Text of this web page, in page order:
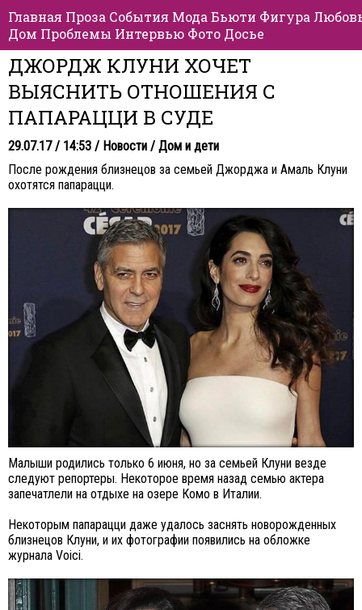
Главная Проза События Мода Бьюти Фигура
Дом Проблемы Интервью Фото Досье
ДЖОРДЖ КЛУНИ ХОЧЕТ
ВЫЯСНИТЬ ОТНОШЕНИЯ С
ПАПАРАЦЦИ В СУДЕ
29.07.17 / 14:53 / Новости / Дом и дети
После рождения близнецов за семьей Джорджа и Амаль Клуни
охотятся папарацци.
Малыши родились только 6 июня, но за семьей Клуни везде
следуют репортеры. Некоторое время назад семью актера
запечатлели на отдыхе на озере Комо в Италии.
Некоторым папарацци даже удалось заснять новорожденных
близнецов Клуни, и их фотографии появились на обложке
журнала Voici.